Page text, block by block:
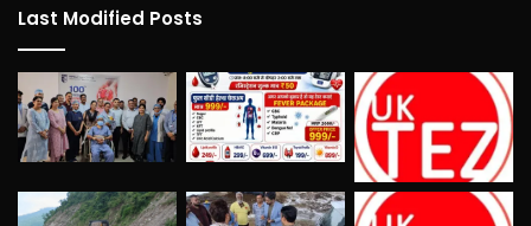
Last Modified Posts